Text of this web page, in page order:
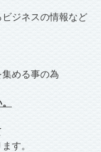
ジネスの情報など
める事の為
す。